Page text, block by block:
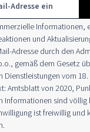
Informationen,
und
Adresse durch den
gemäß dem Gesetz
Dienstleistungen vom
Amtsblatt von 2020,
Informationen sind völlig
ist freiwillig und